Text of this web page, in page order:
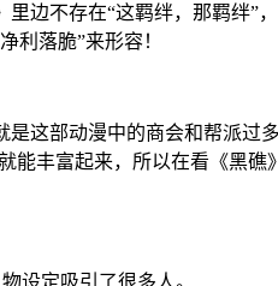
边不存在“这羁绊，那羁绊”
利落脆”来形容！
这部动漫中的商会和帮派过
能丰富起来，所以在看《黑礁
设定吸引了很多人。